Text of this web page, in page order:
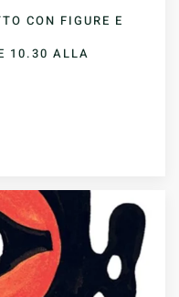
CON FIGURE E
10.30 ALLA